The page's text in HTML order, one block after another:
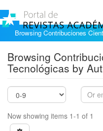
Browsing Contribuciones
Browsing
Tecnológicas by
Now showing items 1-1 of 1